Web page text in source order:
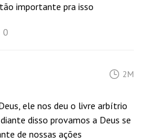
importante pra isso
0
2M
ele nos deu o livre arbítrio
disso provamos a Deus se
de nossas ações